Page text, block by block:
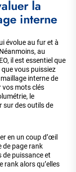
la
interne
évolue au fur et à
au
il est essentiel que
vous puissiez
interne de
vos mots clés
le
sur des outils de
en un coup d’œil
de page rank
de puissance et
rank alors qu’elles